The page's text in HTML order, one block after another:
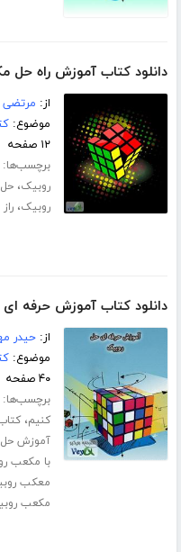
دانلود کتاب آموزش راه حل
از: مرتضی
موضوع:
۱۲ صفحه
روبیک،
روبیک،
دانلود کتاب آموزش حرفه
از:حیدر
موضوع:
۴۰ صفحه
برچسب‌ها:
کنیم،
آموزش
با مکعب
معکب
مکعب